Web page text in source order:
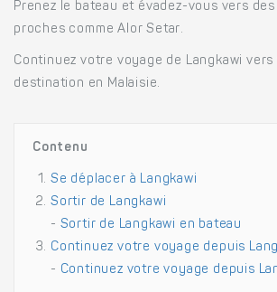
Prenez le bateau et évadez-vous vers
proches comme Alor Setar.
Continuez votre voyage de Langkawi
destination en Malaisie.
Contenu
Se déplacer à Langkawi
Sortir de Langkawi
- Sortir de Langkawi en bateau
Continuez votre voyage depuis
- Continuez votre voyage depuis